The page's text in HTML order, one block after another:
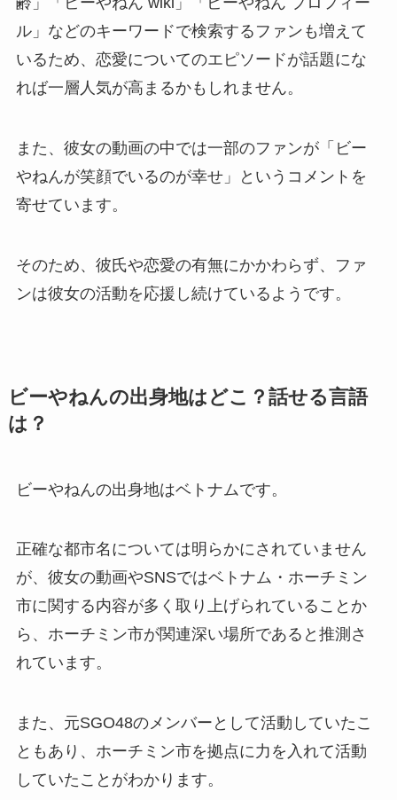
ル」などのキーワードで検索するファンも増えて
いるため、恋愛についてのエピソードが話題にな
れば一層人気が高まるかもしれません。
また、彼女の動画の中では一部のファンが「ビー
やねんが笑顔でいるのが幸せ」というコメントを
寄せています。
そのため、彼氏や恋愛の有無にかかわらず、ファ
ンは彼女の活動を応援し続けているようです。
ビーやねんの出身地はどこ？話せる言語
は？
ビーやねんの出身地はベトナムです。
正確な都市名については明らかにされていません
が、彼女の動画やSNSではベトナム・ホーチミン
市に関する内容が多く取り上げられていることか
ら、ホーチミン市が関連深い場所であると推測さ
れています。
また、元SGO48のメンバーとして活動していたこ
ともあり、ホーチミン市を拠点に力を入れて活動
していたことがわかります。